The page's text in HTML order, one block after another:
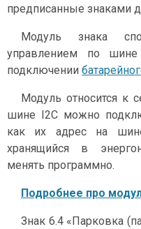
предписанные знаками
Модуль знака
управлением по
подключении
Модуль относится к
шине I2C можно
как их адрес на
хранящийся в
менять программно.
Подробнее про
Знак 6.4 «Парковка